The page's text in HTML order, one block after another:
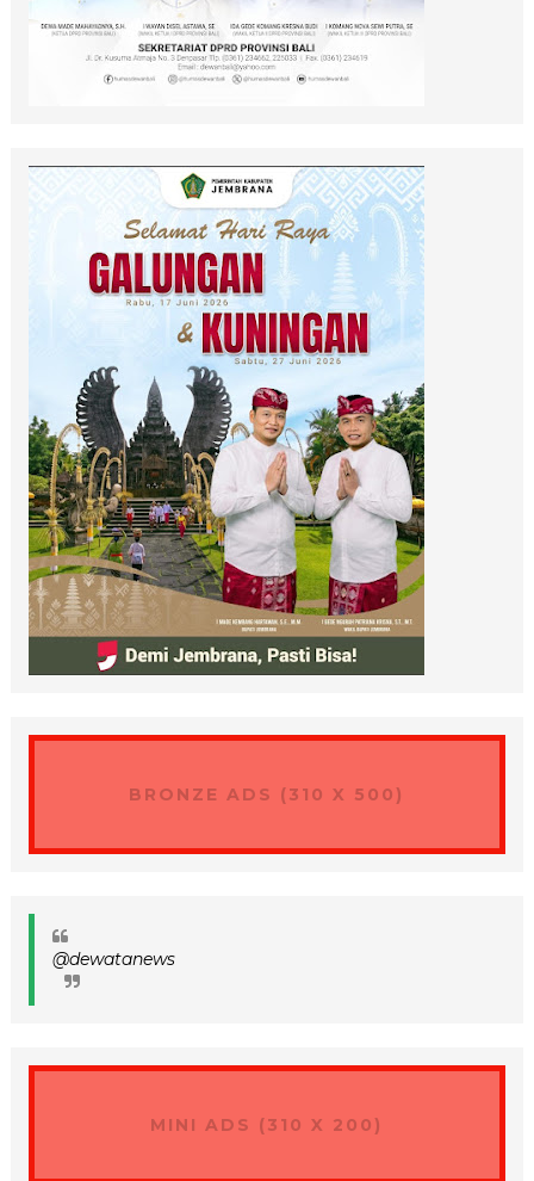
BRONZE ADS (310 X 500)
@dewatanews
MINI ADS (310 X 200)